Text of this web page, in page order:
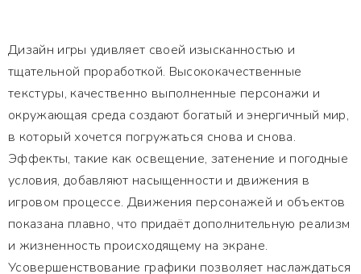
Дизайн игры удивляет своей изысканностью и
тщательной проработкой. Высококачественные
текстуры, качественно выполненные персонажи и
окружающая среда создают богатый и энергичный мир,
в который хочется погружаться снова и снова.
Эффекты, такие как освещение, затенение и погодные
условия, добавляют насыщенности и движения в
игровом процессе. Движения персонажей и объектов
показана плавно, что придаёт дополнительную реализм
и жизненность происходящему на экране.
Усовершенствование графики позволяет наслаждаться